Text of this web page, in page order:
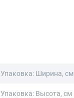
Упаковка: Ширина, cм
Упаковка: Высота, cм